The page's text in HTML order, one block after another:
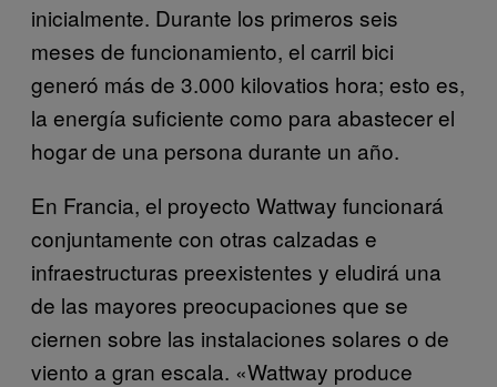
inicialmente. Durante los primeros seis
meses de funcionamiento, el carril bici
generó más de 3.000 kilovatios hora; esto es,
la energía suficiente como para abastecer el
hogar de una persona durante un año.
En Francia, el proyecto Wattway funcionará
conjuntamente con otras calzadas e
infraestructuras preexistentes y eludirá una
de las mayores preocupaciones que se
ciernen sobre las instalaciones solares o de
viento a gran escala. «Wattway produce